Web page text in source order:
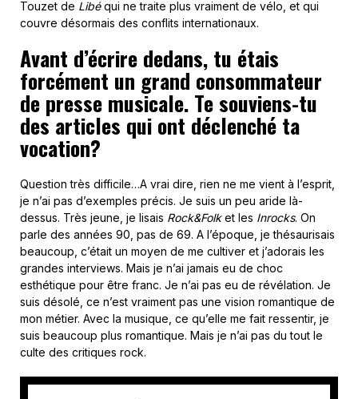
Touzet de Libéqui ne traite plus vraiment de vélo, et qui
couvre désormais des conflits internationaux.
Avant d’écrire dedans, tu étais
forcément un grand consommateur
de presse musicale. Te souviens-tu
des articles qui ont déclenché ta
vocation?
Question très difficile…A vrai dire, rien ne me vient à l’esprit,
je n’ai pas d’exemples précis. Je suis un peu aride là-
dessus. Très jeune, je lisais Rock&Folket les Inrocks. On
parle des années 90, pas de 69. A l’époque, je thésaurisais
beaucoup, c’était un moyen de me cultiver et j’adorais les
grandes interviews. Mais je n’ai jamais eu de choc
esthétique pour être franc. Je n’ai pas eu de révélation. Je
suis désolé, ce n’est vraiment pas une vision romantique de
mon métier. Avec la musique, ce qu’elle me fait ressentir, je
suis beaucoup plus romantique. Mais je n’ai pas du tout le
culte des critiques rock.